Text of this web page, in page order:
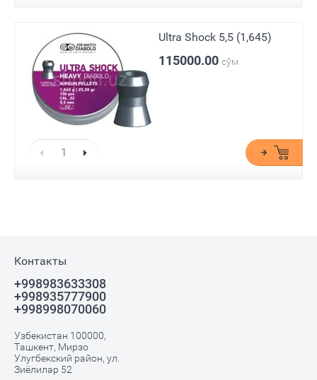
Ultra Shock 5,5 (1,645)
115000.00 сўм
Контакты
+998983633308
+998935777900
+998998070060
Узбекистан 100000,
Ташкент, Мирзо
Улугбекский район, ул.
Зиёлилар 52